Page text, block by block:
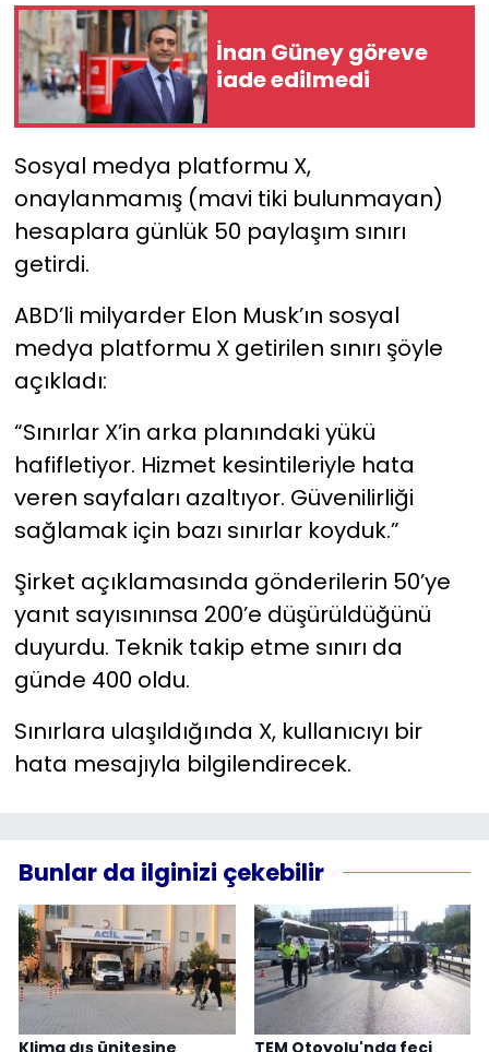
İnan Güney göreve
iade edilmedi
Sosyal medya platformu X,
onaylanmamış (mavi tiki bulunmayan)
hesaplara günlük 50 paylaşım sınırı
getirdi.
ABD’li milyarder Elon Musk’ın sosyal
medya platformu X getirilen sınırı şöyle
açıkladı:
“Sınırlar X’in arka planındaki yükü
hafifletiyor. Hizmet kesintileriyle hata
veren sayfaları azaltıyor. Güvenilirliği
sağlamak için bazı sınırlar koyduk.”
Şirket açıklamasında gönderilerin 50’ye
yanıt sayısınınsa 200’e düşürüldüğünü
duyurdu. Teknik takip etme sınırı da
günde 400 oldu.
Sınırlara ulaşıldığında X, kullanıcıyı bir
hata mesajıyla bilgilendirecek.
Bunlar da ilginizi çekebilir
Yaşam
YEREL POLİTİKA
YEREL YÖNETİMLER
Yurt